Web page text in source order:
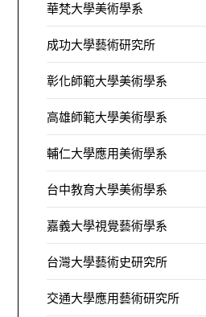
華梵大學美術學系
成功大學藝術研究所
彰化師範大學美術學系
高雄師範大學美術學系
輔仁大學應用美術學系
台中教育大學美術學系
嘉義大學視覺藝術學系
台灣大學藝術史研究所
交通大學應用藝術研究所